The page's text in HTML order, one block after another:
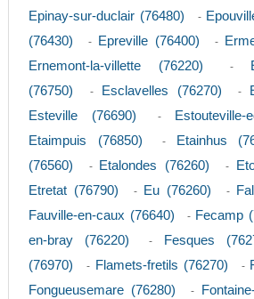
Epinay-sur-duclair (76480) -
(76430)
- Epreville (76400) -
Ernemont-la-villette (76220) -
(76750)
- Esclavelles (76270) -
Esteville (76690) -
Etaimpuis (76850) - Etainhus
(76560)
- Etalondes (76260) -
Etretat (76790) - Eu (76260) -
Fauville-en-caux (76640) - Fecamp
en-bray (76220)
- Fesques
(76970)
- Flamets-fretils (76270) -
Fongueusemare (76280) -